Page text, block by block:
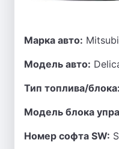
Марка авто:
Модель авто:
Тип топлива/блока:
Модель блока
Номер софта SW: